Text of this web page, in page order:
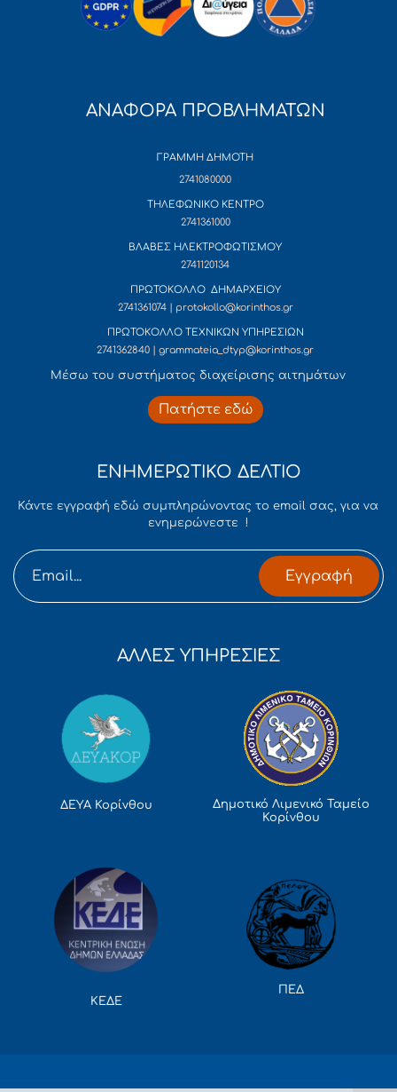
ΑΝΑΦΟΡΑ ΠΡΟΒΛΗΜΑΤΩΝ
ΓΡΑΜΜΗ ΔΗΜΟΤΗ
2741080000
ΤΗΛΕΦΩΝΙΚΟ ΚΕΝΤΡΟ
2741361000
ΒΛΑΒΕΣ ΗΛΕΚΤΡΟΦΩΤΙΣΜΟΥ
2741120134
ΠΡΩΤΟΚΟΛΛΟ ΔΗΜΑΡΧΕΙΟΥ
2741361074 | protokollo@korinthos.gr
ΠΡΩΤΟΚΟΛΛΟ ΤΕΧΝΙΚΩΝ ΥΠΗΡΕΣΙΩΝ
2741362840 | grammateia_dtyp@korinthos.gr
Mέσω του συστήματος διαχείρισης αιτημάτων
Πατήστε εδώ
ΕΝΗΜΕΡΩΤΙΚΟ ΔΕΛΤΙΟ
Κάντε εγγραφή εδώ συμπληρώνοντας το email σας, για να
ενημερώνεστε !
Εγγραφή
ΑΛΛΕΣ ΥΠΗΡΕΣΙΕΣ
ΔΕΥΑ Κορίνθου
Δημοτικό Λιμενικό Ταμείο
Κορίνθου
ΚΕΔΕ
ΠΕΔ